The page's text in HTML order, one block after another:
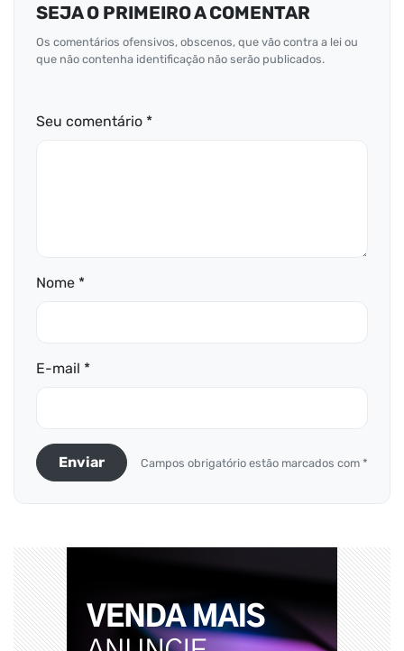
SEJA O PRIMEIRO A COMENTAR
Os comentários ofensivos, obscenos, que vão contra a lei ou
que não contenha identificação não serão publicados.
Seu comentário *
Nome *
E-mail *
Enviar Campos obrigatório estão marcados com *